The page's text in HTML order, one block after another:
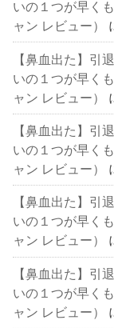
いの１つが早く
ャン レビュー）
【鼻血出た】引
いの１つが早く
ャン レビュー）
【鼻血出た】引
いの１つが早く
ャン レビュー）
【鼻血出た】引
いの１つが早く
ャン レビュー）
【鼻血出た】引
いの１つが早く
ャン レビュー）